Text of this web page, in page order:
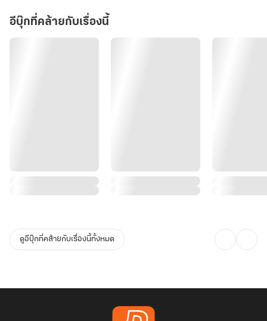
อีบุ๊กที่คล้ายกับเรื่องนี้
ดูอีบุ๊กที่คล้ายกับเรื่องนี้ทั้งหมด